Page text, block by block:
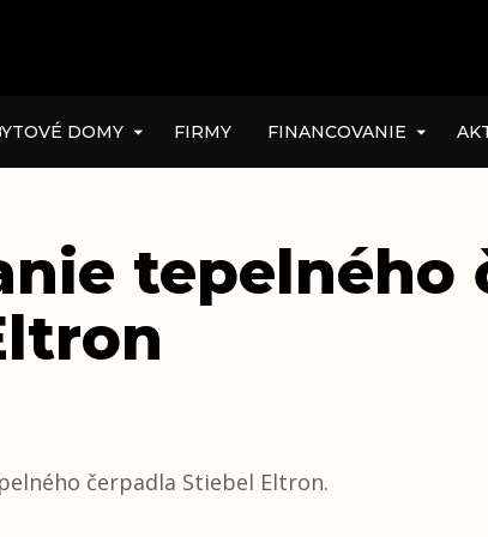
DOMY FIRMY FINANCOVANIE
tepelného
čerpadla Stiebel Eltron.